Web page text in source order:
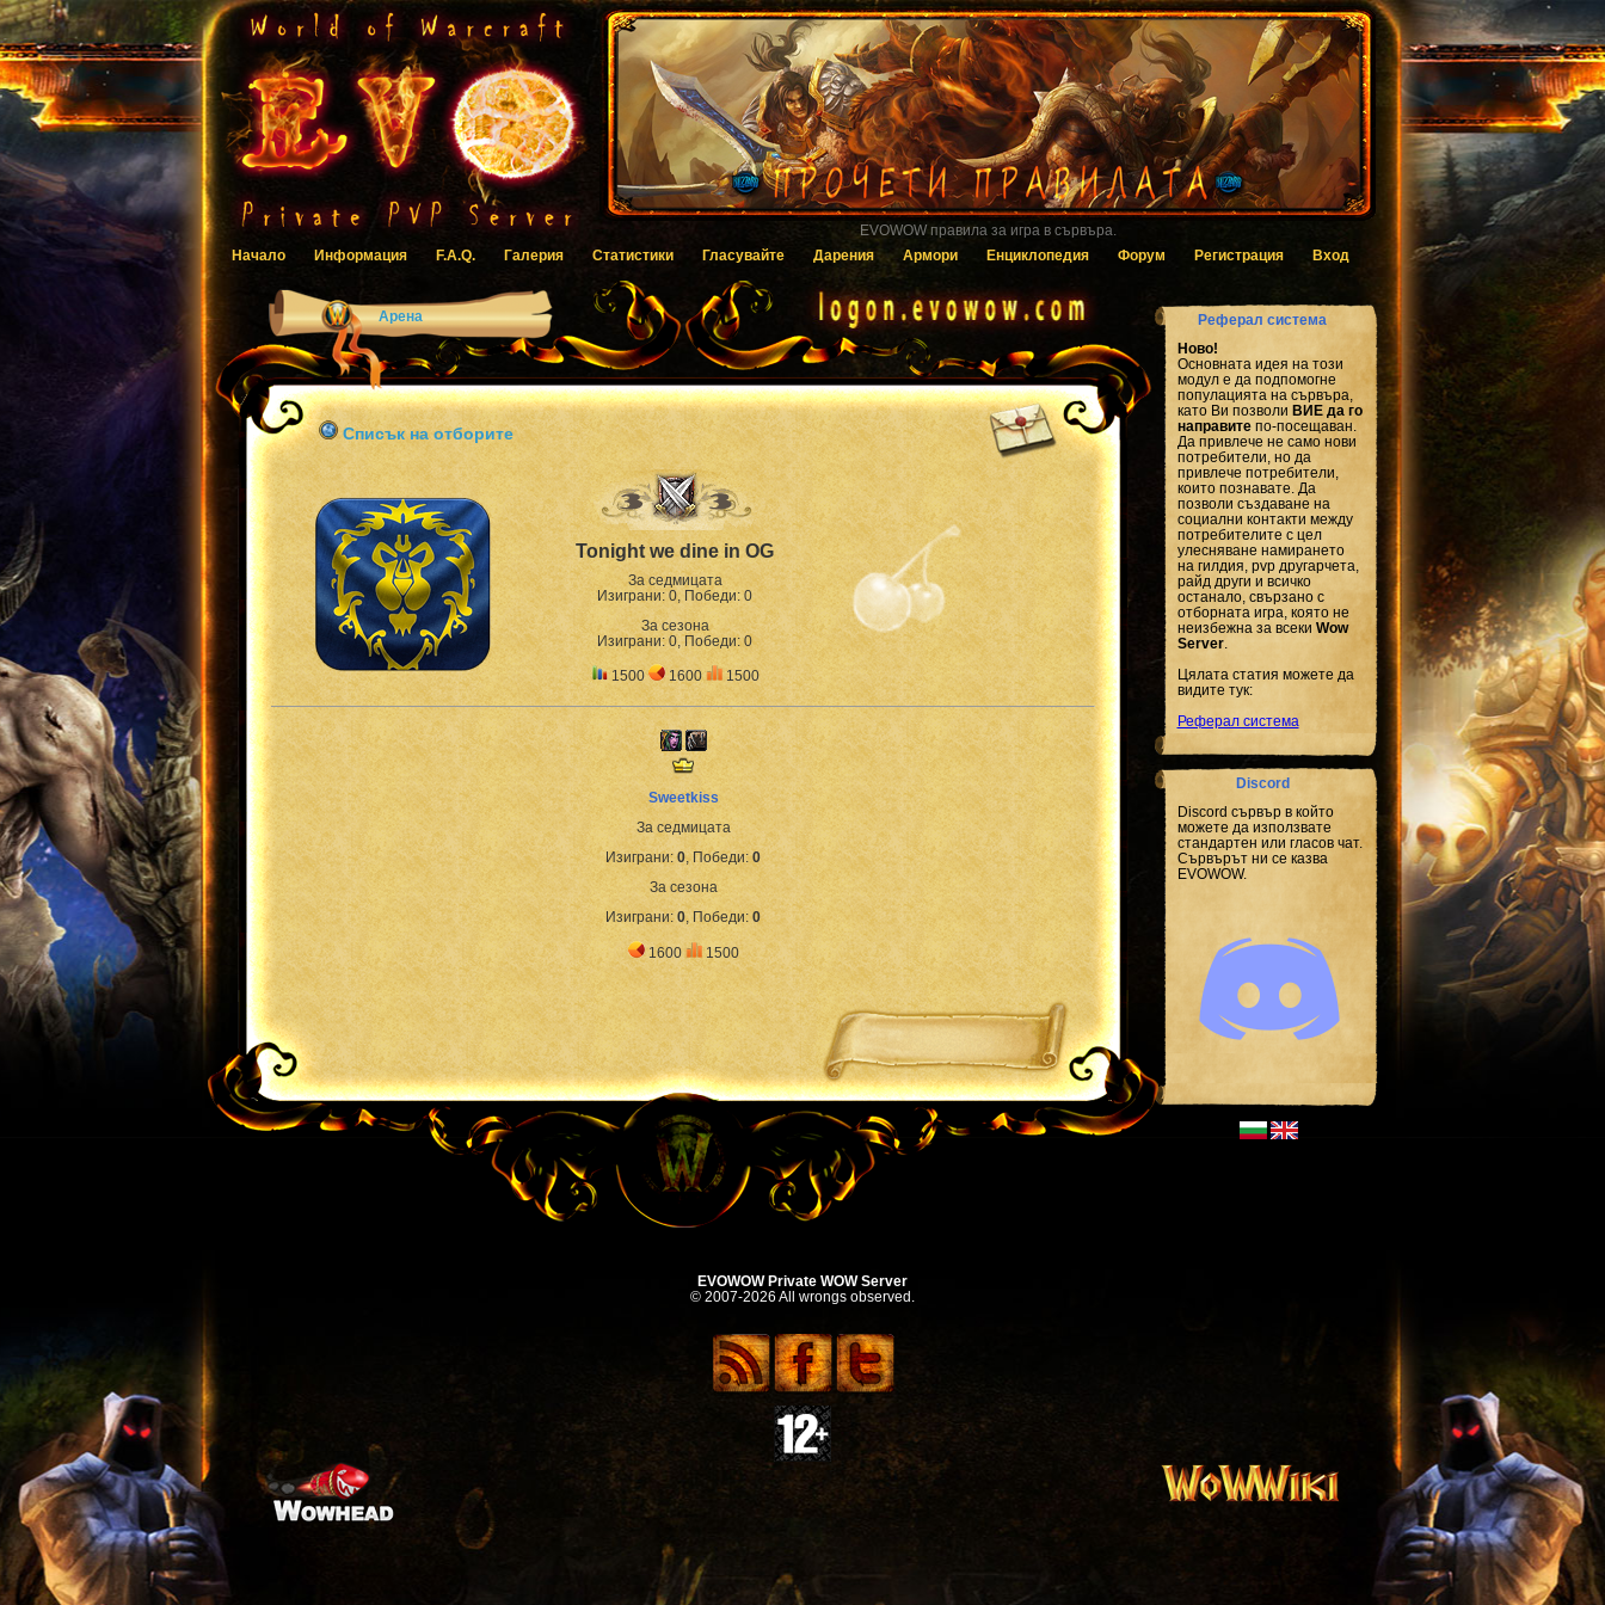
Гласувайте за EVOWOW чрез системата за гласуване.
Начало
Информация F.A.Q. Галерия Статистики Гласувайте Дарения Армори Енциклопедия Форум Регистрация Вход
Реферал система
Ново!
Основната идея на този
модул е да подпомогне
популацията на сървъра,
като Ви позволи ВИЕ да го
направитепо-посещаван.
Да привлече не само нови
потребители, но да
привлече потребители,
които познавате. Да
позволи създаване на
социални контакти между
потребителите с цел
улесняване намирането
на гилдия, pvp другарчета,
райд други и всичко
останало, свързано с
отборната игра, която не
неизбежна за всеки Wow
Server.
Цялата статия можете да
видите тук:
Реферал система
Discord
Discord сървър в който
можете да използвате
стандартен или гласов чат.
Сървърът ни се казва
EVOWOW.
Арена
Списък на отборите
Tonight we dine in OG
За седмицата
Изиграни: 0, Победи: 0
За сезона
Изиграни: 0, Победи: 0
1500 1600 1500
Sweetkiss
За седмицата
Изиграни:0, Победи:0
За сезона
Изиграни: 0, Победи:0
1600 1500
EVOWOW Private WOW Server
© 2007-2026 All wrongs observed.